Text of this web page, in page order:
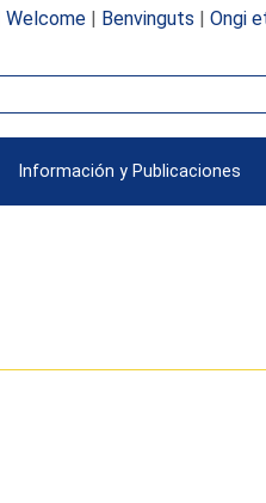
Welcome| Benvinguts | Ongi
Información y Publicaciones